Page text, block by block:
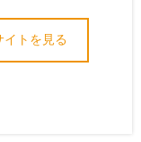
イトを見る